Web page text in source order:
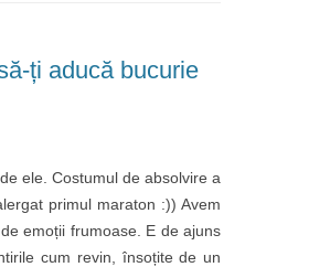
ți aducă bucurie
ele. Costumul de absolvire a
primul maraton :)) Avem
emoții frumoase. E de ajuns
cum revin, însoțite de un